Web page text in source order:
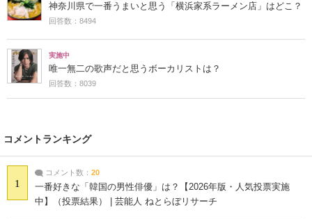
神奈川県で一番うまいと思う「横浜家系ラーメン店」はどこ？
回答数：8494
実施中
唯一無二の歌声だと思うボーカリストは？
回答数：8039
コメントランキング
1
コメント数： 20
一番好きな「韓国の男性俳優」は？【2026年版・人気投票実施
中】（投票結果） | 芸能人 ねとらぼリサーチ